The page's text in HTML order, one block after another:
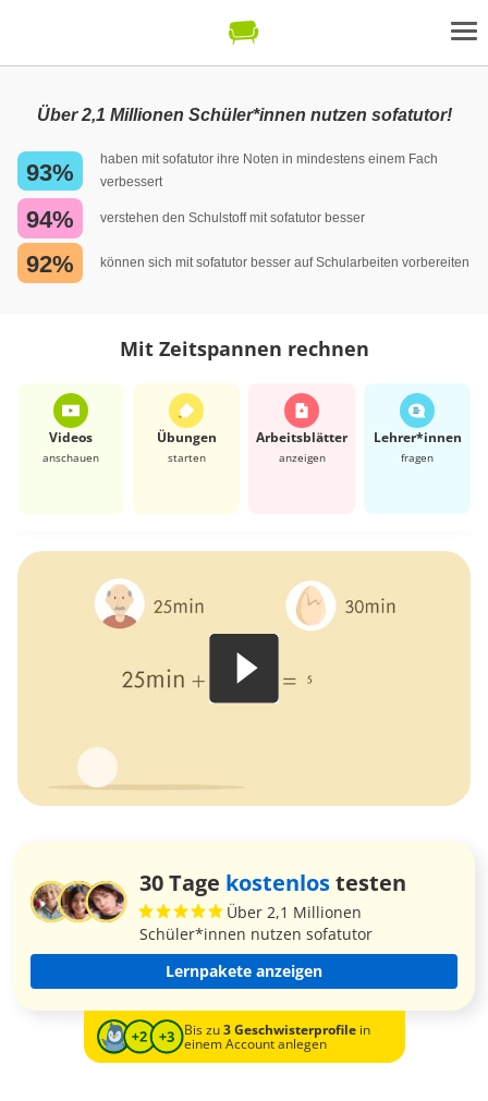
Über 2,1 Millionen Schüler*innen nutzen sofatutor!
93%
haben mit sofatutor ihre Noten in mindestens einem Fach
verbessert
94% verstehen den Schulstoff mit sofatutor besser
92% können sich mit sofatutor besser auf Schularbeiten vorbereiten
Mit Zeitspannen rechnen
Videos
anschauen
Übungen
starten
Arbeits­blätter
anzeigen
Lehrer*​innen
fragen
30 Tage kostenlostesten
Über 2,1 Millionen
Schüler*innen nutzen sofatutor
Lernpakete anzeigen
Bis zu3 Geschwisterprofilein
einem Account anlegen